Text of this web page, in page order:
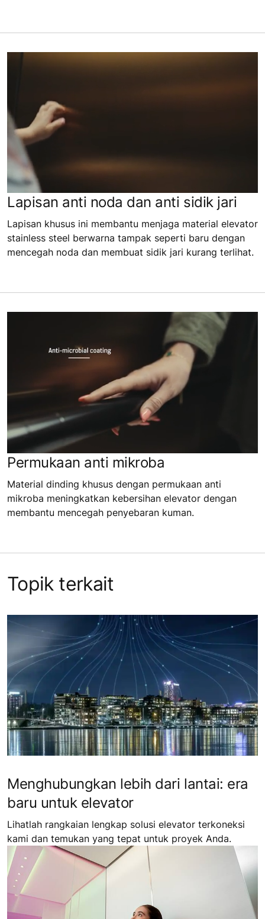
Lapisan anti noda dan anti sidik jari
Lapisan khusus ini membantu menjaga material elevator
stainless steel berwarna tampak seperti baru dengan
mencegah noda dan membuat sidik jari kurang terlihat.
Permukaan anti mikroba
Material dinding khusus dengan permukaan anti
mikroba meningkatkan kebersihan elevator dengan
membantu mencegah penyebaran kuman.
Topik terkait
Menghubungkan lebih dari lantai: era
baru untuk elevator
Lihatlah rangkaian lengkap solusi elevator terkoneksi
kami dan temukan yang tepat untuk proyek Anda.